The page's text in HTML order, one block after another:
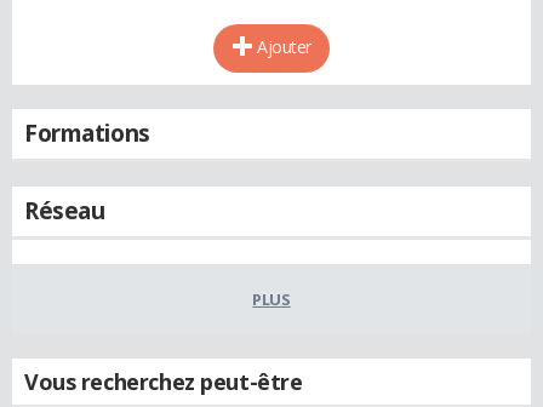
Ajouter
Formations
Réseau
PLUS
Vous recherchez peut-être